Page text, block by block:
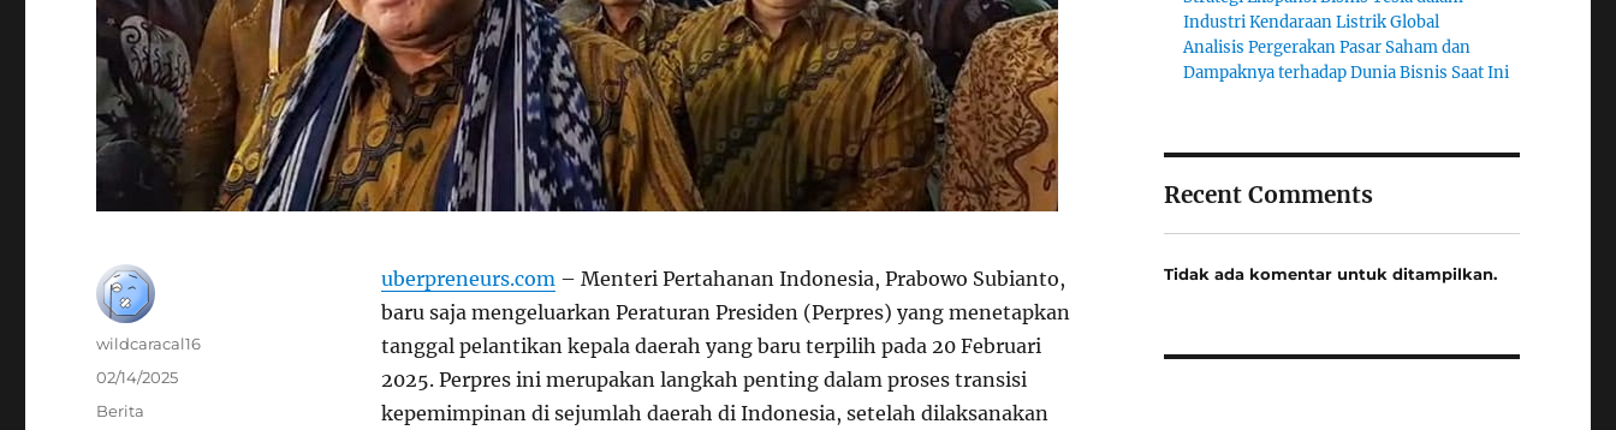
uberpreneurs.com – Menteri Pertahanan Indonesia, Prabowo Subianto,
baru saja mengeluarkan Peraturan Presiden (Perpres) yang menetapkan
tanggal pelantikan kepala daerah yang baru terpilih pada 20 Februari
2025. Perpres ini merupakan langkah penting dalam proses transisi
kepemimpinan di sejumlah daerah di Indonesia, setelah dilaksanakan
Author
wildcaracal16
Posted
02/14/2025
Categories
Berita
Industri Kendaraan Listrik Global
Analisis Pergerakan Pasar Saham dan
Dampaknya terhadap Dunia Bisnis Saat Ini
Recent Comments
Tidak ada komentar untuk ditampilkan.